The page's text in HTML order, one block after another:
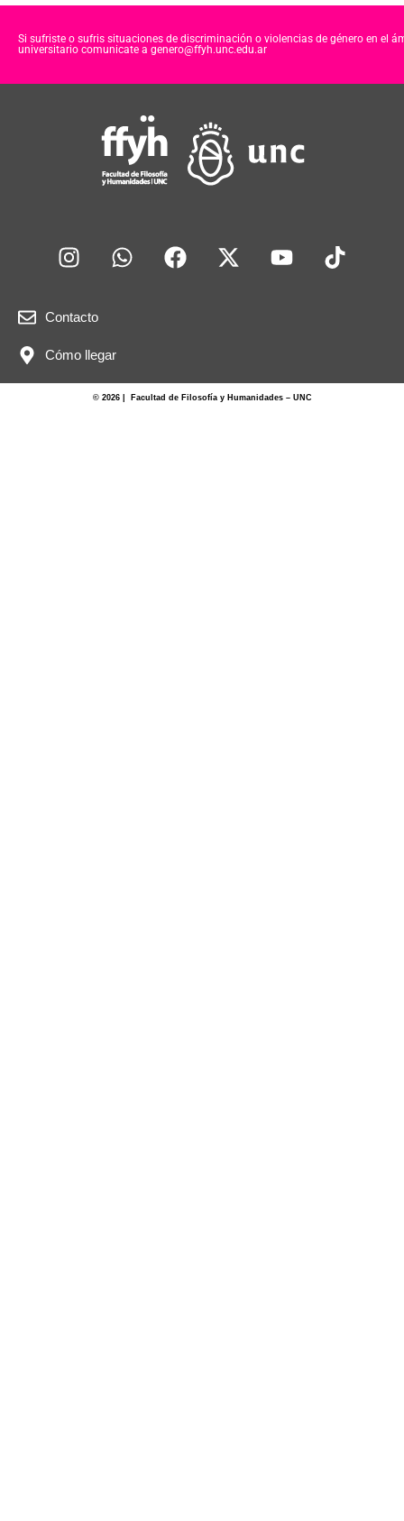
Si sufriste o sufris situaciones de discriminación o violencias de género en el
universitario comunicate a genero@ffyh.unc.edu.ar
Contacto
Cómo llegar
© 2026 | Facultad de Filosofía y Humanidades – UNC